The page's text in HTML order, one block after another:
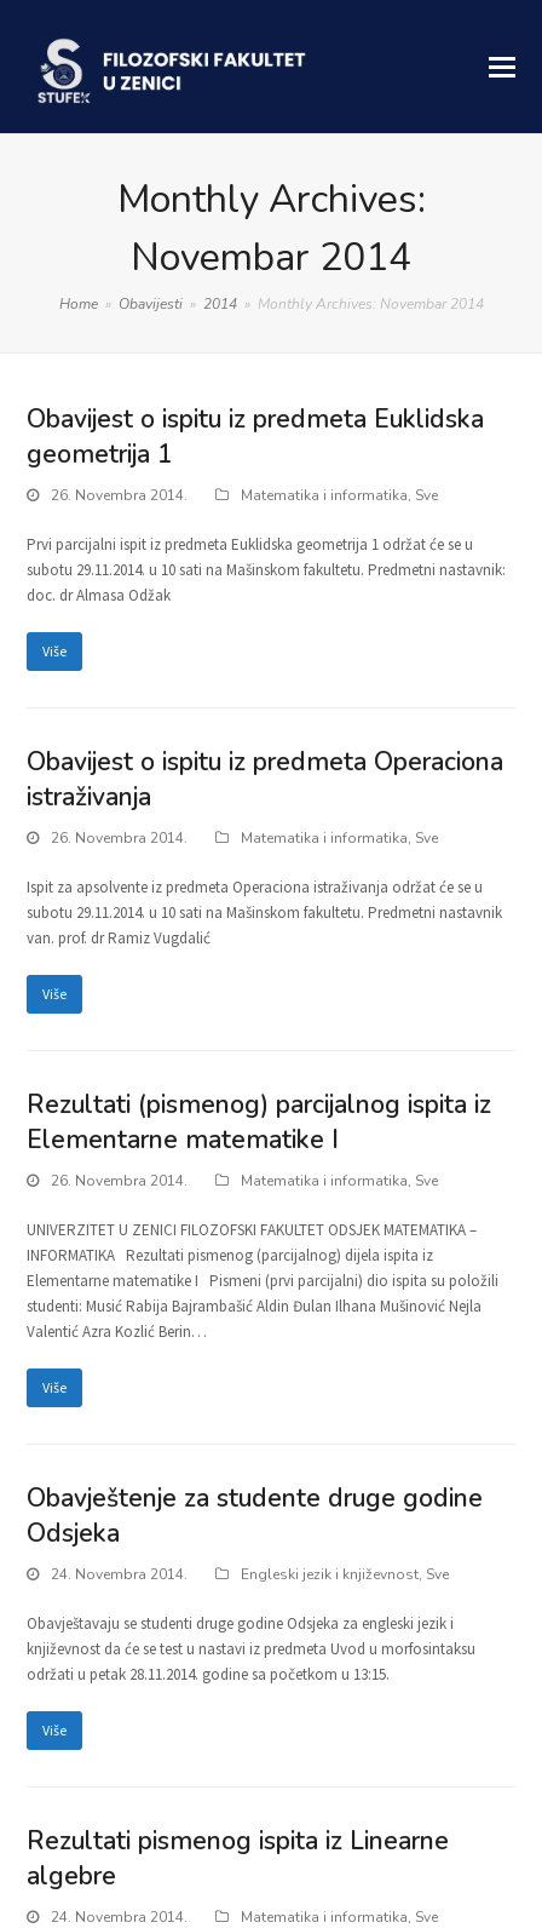
Monthly Archives:
Novembar 2014
Home » Obavijesti » 2014 » Monthly Archives: Novembar 2014
Obavijest o ispitu iz predmeta Euklidska
geometrija 1
26. Novembra 2014. Matematika i informatika, Sve
Prvi parcijalni ispit iz predmeta Euklidska geometrija 1 održat će se u
subotu 29.11.2014. u 10 sati na Mašinskom fakultetu. Predmetni nastavnik:
doc. dr Almasa Odžak
Više
Obavijest o ispitu iz predmeta Operaciona
istraživanja
26. Novembra 2014. Matematika i informatika, Sve
Ispit za apsolvente iz predmeta Operaciona istraživanja održat će se u
subotu 29.11.2014. u 10 sati na Mašinskom fakultetu. Predmetni nastavnik
van. prof. dr Ramiz Vugdalić
Više
Rezultati (pismenog) parcijalnog ispita iz
Elementarne matematike I
26. Novembra 2014. Matematika i informatika, Sve
UNIVERZITET U ZENICI FILOZOFSKI FAKULTET ODSJEK MATEMATIKA –
INFORMATIKA Rezultati pismenog (parcijalnog) dijela ispita iz
Elementarne matematike I Pismeni (prvi parcijalni) dio ispita su položili
studenti: Musić Rabija Bajrambašić Aldin Đulan Ilhana Mušinović Nejla
Valentić Azra Kozlić Berin…
Više
Obavještenje za studente druge godine
Odsjeka
24. Novembra 2014. Engleski jezik i književnost, Sve
Obavještavaju se studenti druge godine Odsjeka za engleski jezik i
književnost da će se test u nastavi iz predmeta Uvod u morfosintaksu
održati u petak 28.11.2014. godine sa početkom u 13:15.
Više
Rezultati pismenog ispita iz Linearne
algebre
24. Novembra 2014. Matematika i informatika, Sve